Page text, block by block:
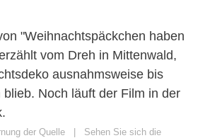
"Weihnachtspäckchen haben
vom Dreh in Mittenwald,
ausnahmsweise bis
blieb. Noch läuft der Film in der
der Quelle | Sehen Sie sich die